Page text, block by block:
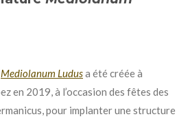
Mediolanum Ludusa été créée à
en 2019, à l’occasion des fêtes des
pour implanter une structure